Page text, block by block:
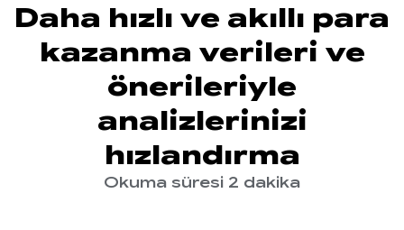
Daha hızlı ve akıllı para
kazanma verileri ve
önerileriyle
analizlerinizi
hızlandırma
Okuma süresi 2 dakika